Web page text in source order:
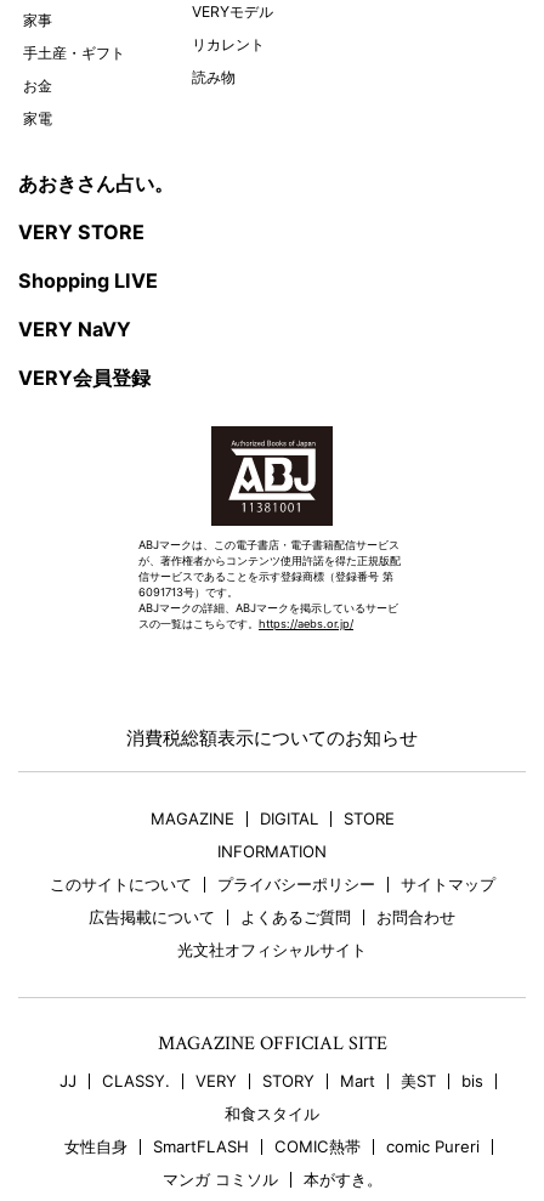
家事
手土産・ギフト
お金
家電
VERYモデル
リカレント
読み物
あおきさん占い。
VERY STORE
Shopping LIVE
VERY NaVY
VERY会員登録
ABJマークは、この電子書店・電子書籍配信サービス
が、著作権者からコンテンツ使用許諾を得た正規版配
信サービスであることを示す登録商標（登録番号 第
6091713号）です。
ABJマークの詳細、ABJマークを掲示しているサービ
スの一覧はこちらです。 https://aebs.or.jp/
消費税総額表示についてのお知らせ
MAGAZINE DIGITAL
STORE
INFORMATION
このサイトについて
プライバシーポリシー
サイトマップ
広告掲載について
よくあるご質問
お問合わせ
光文社オフィシャルサイト
MAGAZINE OFFICIAL SITE
JJ CLASSY. VERY STORY Mart 美ST
bis
和食スタイル
女性自身
SmartFLASH COMIC熱帯
comic Pureri
マンガ コミソル
本がすき。